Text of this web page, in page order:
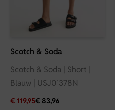
Scotch & Soda
Scotch & Soda | Short |
Blauw | USJ01378N
€119,95€ 83,96